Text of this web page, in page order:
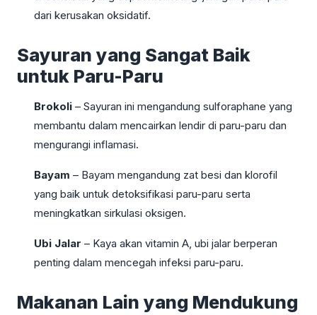
dari kerusakan oksidatif.
Sayuran yang Sangat Baik
untuk Paru-Paru
Brokoli – Sayuran ini mengandung sulforaphane yang
membantu dalam mencairkan lendir di paru-paru dan
mengurangi inflamasi.
Bayam – Bayam mengandung zat besi dan klorofil
yang baik untuk detoksifikasi paru-paru serta
meningkatkan sirkulasi oksigen.
Ubi Jalar – Kaya akan vitamin A, ubi jalar berperan
penting dalam mencegah infeksi paru-paru.
Makanan Lain yang Mendukung